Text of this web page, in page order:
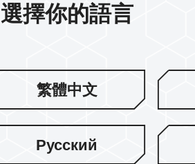
選擇你的語言
繁體中文
Русский